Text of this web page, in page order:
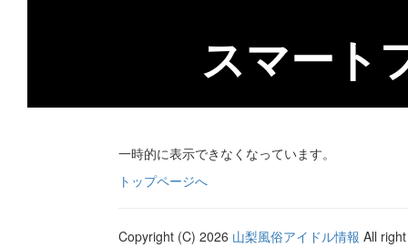
スマート
一時的に表示できなくなっています。
トップページへ
Copyright (C) 2026 山梨風俗アイドル情報 All